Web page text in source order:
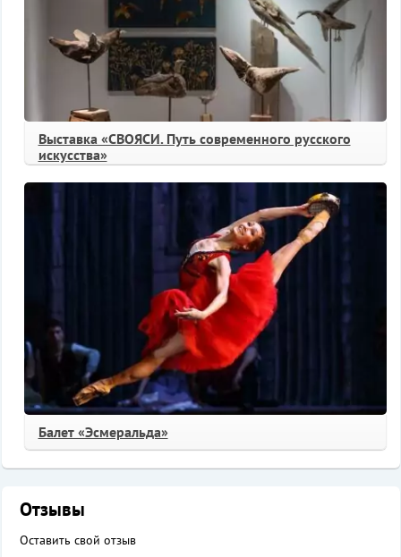
Выставка «СВОЯСИ. Путь современного русского
искусства»
Балет «Эсмеральда»
Отзывы
Оставить свой отзыв